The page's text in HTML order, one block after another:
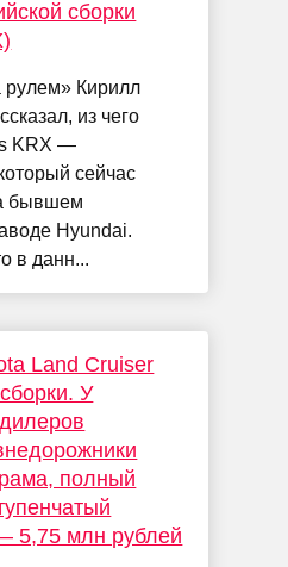
сборки
рулем» Кирилл
из чего
KRX —
сейчас
бывшем
Hyundai.
в данн...
Land Cruiser
У
полный
5,75 млн рублей